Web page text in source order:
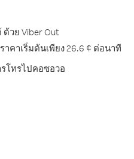
วย Viber Out
คาเริ่มต้นเพียง 26.6 ¢ ต่อนาที
โทรไปคอซอวอ